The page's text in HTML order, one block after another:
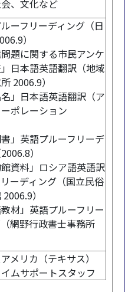
、文化など
ーフリーディング（日
）
問題に関する市民アンケ
日本語英語翻訳（地域
2006.9）
名」日本語英語翻訳（ア
ポレーション
書」英語プルーフリーデ
）
館資料」ロシア語英語訳
ーディング（国立民俗
）
教材」英語プルーフリー
網野行政書士事務所
メリカ（テキサス）
ムサポートスタッフ